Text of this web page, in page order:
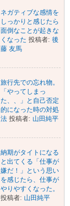
ネガティブな感情を
しっかりと感じたら
面倒なことが起きな
くなった 投稿者: 後
藤 友馬
旅行先での忘れ物。
「やってしまっ
た、、」と自己否定
的になった時の対処
法 投稿者: 山田純平
納期がタイトになる
と出てくる「仕事が
嫌だ！」という思い
を感じたら、仕事が
やりやすくなった。
投稿者: 山田純平